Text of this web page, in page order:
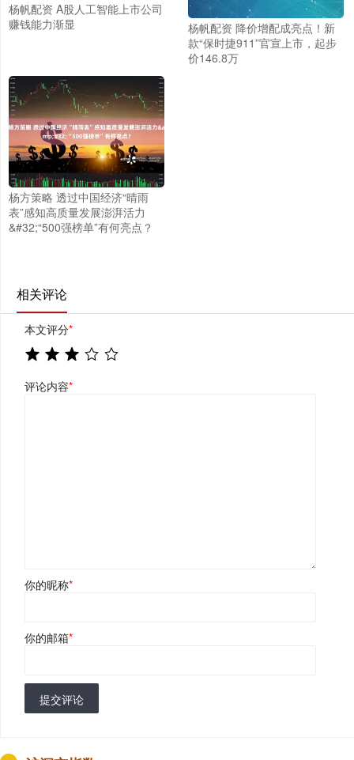
杨帆配资 A股人工智能上市公司
赚钱能力渐显
杨帆配资 降价增配成亮点！新
款“保时捷911”官宣上市，起步
价146.8万
杨方策略 透过中国经济“晴雨
表”感知高质量发展澎湃活力
&#32;“500强榜单”有何亮点？
相关评论
本文评分*
评论内容*
你的昵称*
你的邮箱*
提交评论